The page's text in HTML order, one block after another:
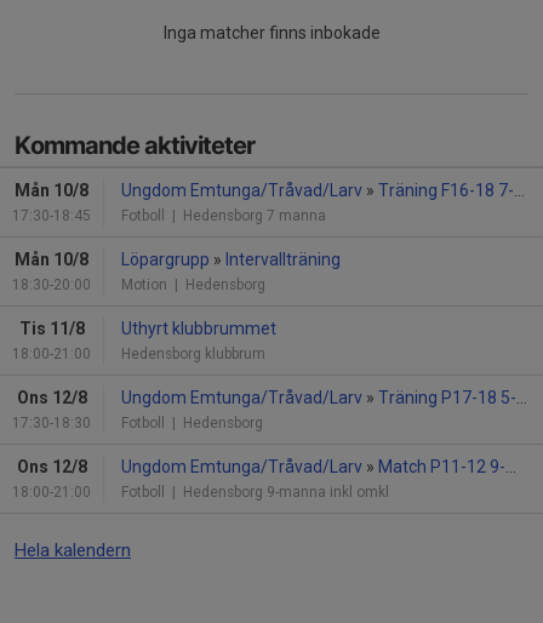
Inga matcher finns inbokade
Kommande aktiviteter
Mån 10/8
17:30-18:45
Ungdom Emtunga/Tråvad/Larv » Träning F16-18 7-manna
Fotboll | Hedensborg 7 manna
Mån 10/8
18:30-20:00
Löpargrupp » Intervallträning
Motion | Hedensborg
Tis 11/8
18:00-21:00
Uthyrt klubbrummet
Hedensborg klubbrum
Ons 12/8
17:30-18:30
Ungdom Emtunga/Tråvad/Larv » Träning P17-18 5-manna
Fotboll | Hedensborg
Ons 12/8
18:00-21:00
Ungdom Emtunga/Tråvad/Larv » Match P11-12 9-manna
Fotboll | Hedensborg 9-manna inkl omkl
Hela kalendern